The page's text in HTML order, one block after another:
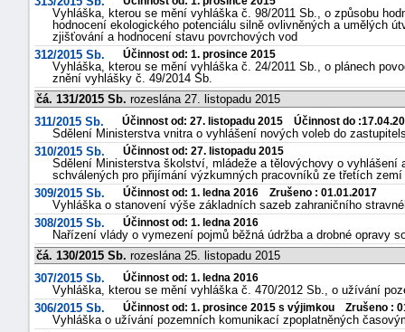
Vyhláška, kterou se mění vyhláška č. 98/2011 Sb., o způsobu
hodnocení ekologického potenciálu silně ovlivněných a umělých
zjišťování a hodnocení stavu povrchových vod
312/2015 Sb.
Účinnost od: 1. prosince 2015
Vyhláška, kterou se mění vyhláška č. 24/2011 Sb., o plánech
znění vyhlášky č. 49/2014 Sb.
čá. 131/2015 Sb. rozeslána 27. listopadu 2015
311/2015 Sb.
Účinnost od: 27. listopadu 2015 Účinnost do
Sdělení Ministerstva vnitra o vyhlášení nových voleb do
310/2015 Sb.
Účinnost od: 27. listopadu 2015
Sdělení Ministerstva školství, mládeže a tělovýchovy o vyhlášení
schválených pro přijímání výzkumných pracovníků ze třetích zemí
309/2015 Sb.
Účinnost od: 1. ledna 2016 Zrušeno : 01.01.2017
Vyhláška o stanovení výše základních sazeb zahraničního
308/2015 Sb.
Účinnost od: 1. ledna 2016
Nařízení vlády o vymezení pojmů běžná údržba a drobné opravy
čá. 130/2015 Sb. rozeslána 25. listopadu 2015
307/2015 Sb.
Účinnost od: 1. ledna 2016
Vyhláška, kterou se mění vyhláška č. 470/2012 Sb., o užívání
306/2015 Sb.
Účinnost od: 1. prosince 2015 s výjimkou Zrušeno :
Vyhláška o užívání pozemních komunikací zpoplatněných